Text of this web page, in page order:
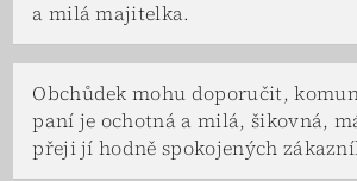
a milá majitelka.
Obchůdek mohu doporučit,
paní je ochotná a milá, šikovná,
přeji jí hodně spokojených